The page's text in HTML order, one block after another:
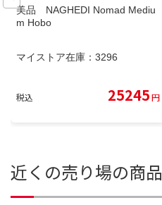
美品 NAGHEDI Nomad Mediu
m Hobo
マイストア在庫： 3296
税込 25245円
近くの売り場の商品